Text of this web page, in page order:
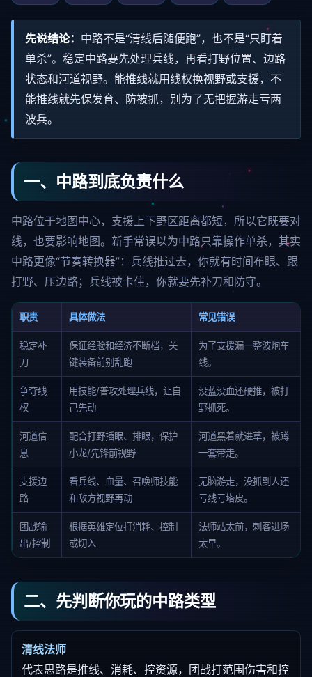
先说结论： 中路不是“清线后随便跑”，也不是“只盯着
单杀”。稳定中路要先处理兵线，再看打野位置、边路
状态和河道视野。能推线就用线权换视野或支援，不
能推线就先保发育、防被抓，别为了无把握游走亏两
波兵。
一、中路到底负责什么
中路位于地图中心，支援上下野区距离都短，所以它既要对
线，也要影响地图。新手常误以为中路只靠操作单杀，其实
中路更像“节奏转换器”：兵线推过去，你就有时间布眼、跟
打野、压边路；兵线被卡住，你就要先补刀和防守。
职责 具体做法 常见错误
稳定补
刀
保证经验和经济不断档，关
键装备前别乱跑
为了支援漏一整波炮车
线。
争夺线
权
用技能/普攻处理兵线，让自
己先动
没蓝没血还硬推，被打
野抓死。
河道信
息
配合打野插眼、排眼，保护
小龙/先锋前视野
河道黑着就进草，被蹲
一套带走。
支援边
路
看兵线、血量、召唤师技能
和敌方视野再动
无脑游走，没抓到人还
亏线亏塔皮。
团战输
出/控制
根据英雄定位打消耗、控制
或切入
法师站太前，刺客进场
太早。
二、先判断你玩的中路类型
清线法师
代表思路是推线、消耗、控资源，团战打范围伤害和控